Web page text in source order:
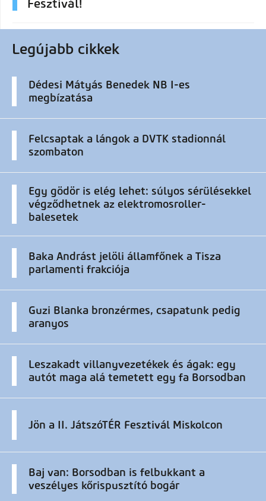
Fesztivál!
Legújabb cikkek
Dédesi Mátyás Benedek NB I-es
megbízatása
Felcsaptak a lángok a DVTK stadionnál
szombaton
Egy gödör is elég lehet: súlyos sérülésekkel
végződhetnek az elektromosroller-
balesetek
Baka Andrást jelöli államfőnek a Tisza
parlamenti frakciója
Guzi Blanka bronzérmes, csapatunk pedig
aranyos
Leszakadt villanyvezetékek és ágak: egy
autót maga alá temetett egy fa Borsodban
Jön a II. JátszóTÉR Fesztivál Miskolcon
Baj van: Borsodban is felbukkant a
veszélyes kőrispusztító bogár